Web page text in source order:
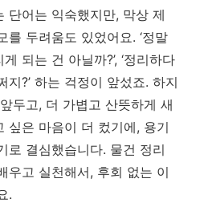
단어는 익숙했지만, 막상 제
를 두려움도 있었어요. ‘정말
되는 건 아닐까?’, ‘정리하다
지?’ 하는 걱정이 앞섰죠. 하지
두고, 더 가볍고 산뜻하게 새
싶은 마음이 더 컸기에, 용기
로 결심했습니다. 물건 정리
우고 실천해서, 후회 없는 이
.